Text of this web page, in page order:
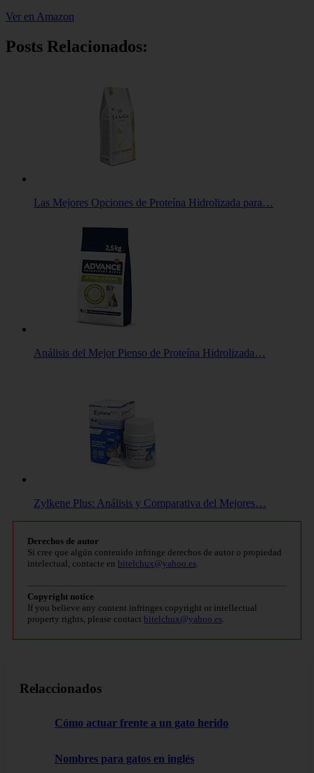
Ver en Amazon
Posts Relacionados:
Las Mejores Opciones de Proteína Hidrolizada para…
Análisis del Mejor Pienso de Proteína Hidrolizada…
Zylkene Plus: Análisis y Comparativa del Mejores…
Derechos de autor
Si cree que algún contenido infringe derechos de autor o propiedad
intelectual, contacte en bitelchux@yahoo.es.
Copyright notice
If you believe any content infringes copyright or intellectual
property rights, please contact bitelchux@yahoo.es.
Relaccionados
Cómo actuar frente a un gato herido
Nombres para gatos en inglés